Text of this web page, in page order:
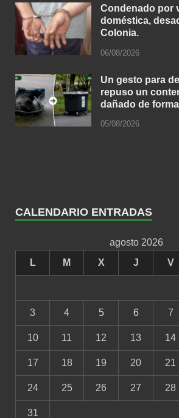
Condenado por
doméstica,
Colonia.
06/08/2026
Un gesto para
repuso un
dañado de
05/08/2026
CALENDARIO ENTRADAS
agosto 2026
L
M X J V
3 4 5 6 7
10 11 12 13 14
17 18 19 20 21
24 25 26 27 28
31